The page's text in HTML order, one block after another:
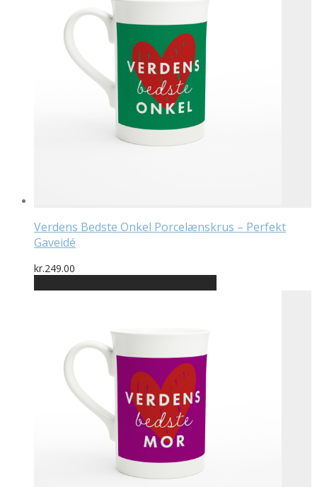
Verdens Bedste Onkel Porcelænskrus – Perfekt
Gaveidé
kr.249.00